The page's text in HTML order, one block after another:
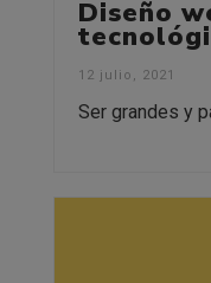
Diseño
12 julio, 2021
Ser grandes y